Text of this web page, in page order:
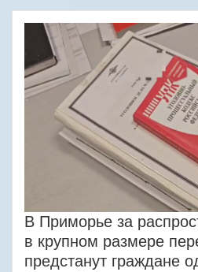
В Приморье за
в крупном размере
предстанут граждане